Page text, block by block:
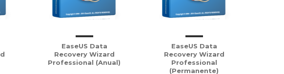
EaseUS Data
Recovery Wizard
Professional (Anual)
EaseUS Data
Recovery Wizard
Professional
(Permanente)